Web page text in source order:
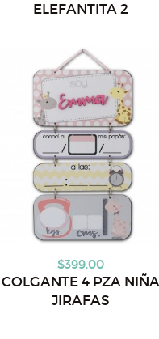
ELEFANTITA 2
$399.00
COLGANTE 4 PZA NIÑA
JIRAFAS